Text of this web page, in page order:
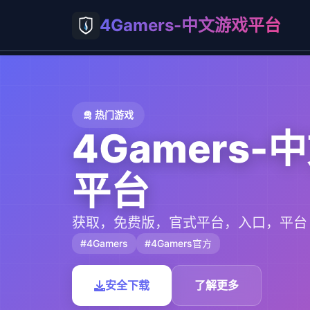
4Gamers-中文游戏平台
🛅 热门游戏
4Gamers-
平台
获取，免费版，官式平台，入口，平台
#4Gamers #4Gamers官方
安全下载 了解更多